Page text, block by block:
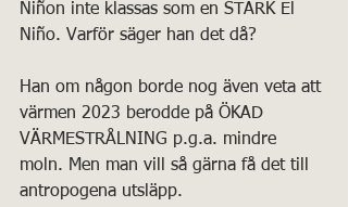
Niñon inte klassas som en STARK El
Niño. Varför säger han det då?
Han om någon borde nog även veta att
värmen 2023 berodde på ÖKAD
VÄRMESTRÅLNING p.g.a. mindre
moln. Men man vill så gärna få det till
antropogena utsläpp.